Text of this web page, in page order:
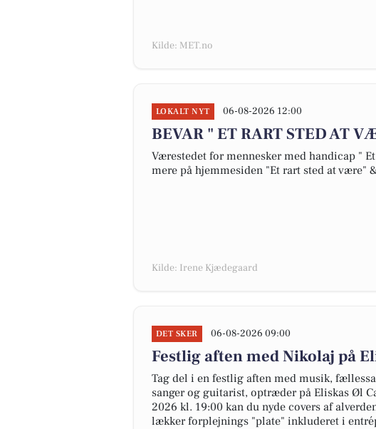
Kilde: MET.no
LOKALT NYT 06-08-2026 12:00
BEVAR " ET RART STED AT
Værestedet for mennesker med handicap "
mere på hjemmesiden "Et rart sted at være"
Kilde: Irene Kjædegaard
DET SKER 06-08-2026 09:00
Festlig aften med Nikolaj på
Tag del i en festlig aften med musik,
sanger og guitarist, optræder på Eliskas Øl
2026 kl. 19:00 kan du nyde covers af
lækker forplejnings "plate" inkluderet i